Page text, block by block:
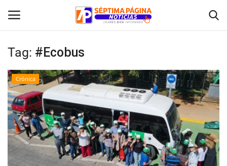
Inicio
Crónica
Policial
Tribunales
Tag: #Ecobus
Crónica